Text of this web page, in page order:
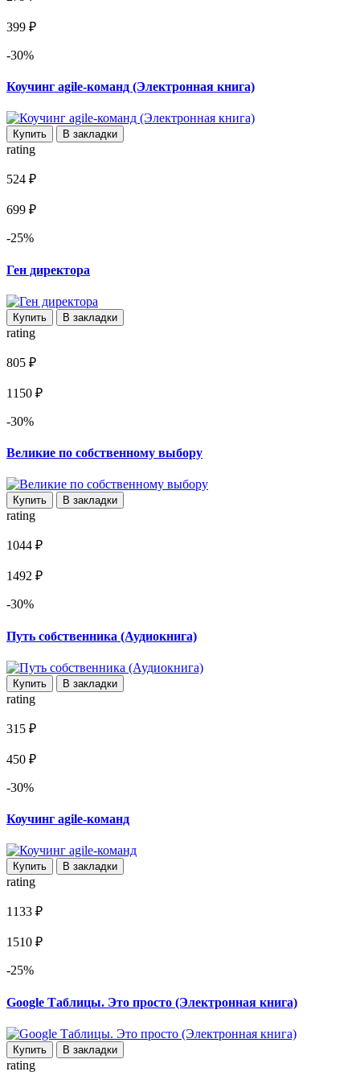
399 ₽
-30%
Коучинг agile-команд (Электронная книга)
Купить В закладки
rating
524 ₽
699 ₽
-25%
Ген директора
Купить В закладки
rating
805 ₽
1150 ₽
-30%
Великие по собственному выбору
Купить В закладки
rating
1044 ₽
1492 ₽
-30%
Путь собственника (Аудиокнига)
Купить В закладки
rating
315 ₽
450 ₽
-30%
Коучинг agile-команд
Купить В закладки
rating
1133 ₽
1510 ₽
-25%
Google Таблицы. Это просто (Электронная книга)
Купить В закладки
rating